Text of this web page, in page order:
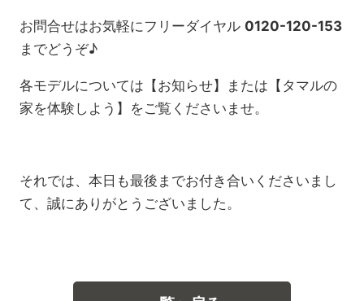
お問合せはお気軽にフリーダイヤル 0120-120-153
までどうぞ♪
各モデルについては【お知らせ】または【タマルの
家を体験しよう】をご覧くださいませ。
それでは、本日も最後までお付き合いくださいまし
て、誠にありがとうございました。